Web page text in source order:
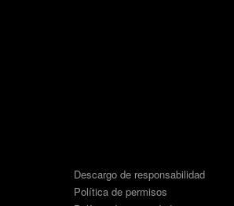
Descargo de responsabilidad
Política de permisos